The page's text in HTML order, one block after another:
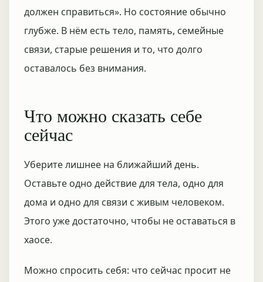
должен справиться». Но состояние обычно
глубже. В нём есть тело, память, семейные
связи, старые решения и то, что долго
оставалось без внимания.
Что можно сказать себе
сейчас
Уберите лишнее на ближайший день.
Оставьте одно действие для тела, одно для
дома и одно для связи с живым человеком.
Этого уже достаточно, чтобы не оставаться в
хаосе.
Можно спросить себя: что сейчас просит не